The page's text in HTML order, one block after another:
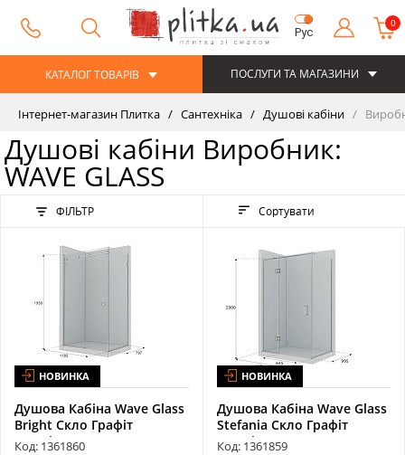
Рус
0
КАТАЛОГ ТОВАРІВ ПОСЛУГИ ТА МАГАЗИНИ
Інтернет-магазин Плитка Сантехніка Душові кабіни
Душові кабіни Виробник:
WAVE GLASS
ФІЛЬТР Сортувати
НОВИНКА
Душова Кабіна Wave Glass
Bright Скло Графіт
Фурнітур...
Код: 1361860
НОВИНКА
Душова Кабіна Wave Glass
Stefania Скло Графіт
Фурніт...
Код: 1361859